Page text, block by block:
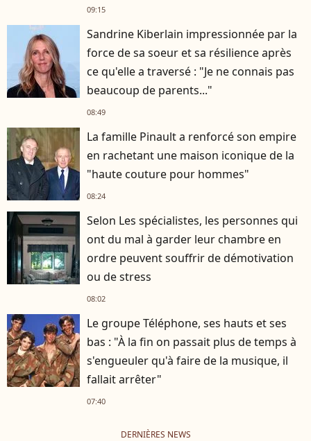
09:15
Sandrine Kiberlain impressionnée par la
force de sa soeur et sa résilience après
ce qu'elle a traversé : "Je ne connais pas
beaucoup de parents..."
08:49
La famille Pinault a renforcé son empire
en rachetant une maison iconique de la
"haute couture pour hommes"
08:24
Selon Les spécialistes, les personnes qui
ont du mal à garder leur chambre en
ordre peuvent souffrir de démotivation
ou de stress
08:02
Le groupe Téléphone, ses hauts et ses
bas : "À la fin on passait plus de temps à
s'engueuler qu'à faire de la musique, il
fallait arrêter"
07:40
DERNIÈRES NEWS